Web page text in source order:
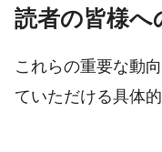
読者の皆様へ
これらの重要な動
ていただける具体